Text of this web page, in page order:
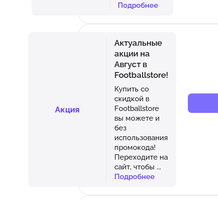
Подробнее
Акция
Актуальные
акции на
Август в
Footballstore!
Купить со
скидкой в
Footballstore
вы можете и
без
использования
промокода!
Переходите на
сайт, чтобы ...
Подробнее